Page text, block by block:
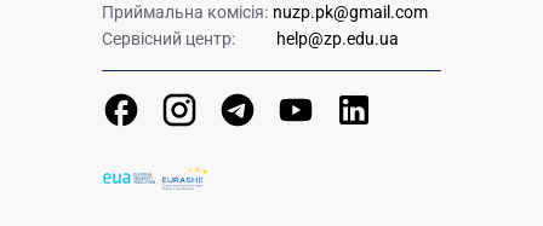
Приймальна комісія: nuzp.pk@gmail.com
Сервісний центр:
help@zp.edu.ua